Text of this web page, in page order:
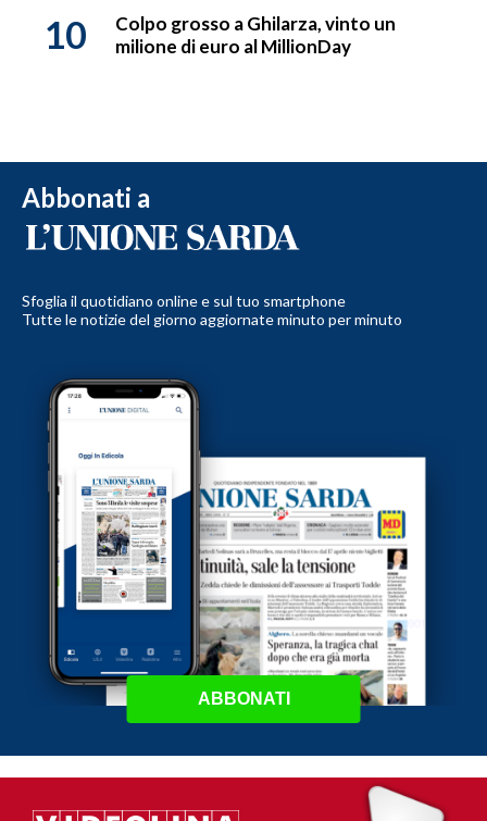
10
Colpo grosso a Ghilarza, vinto un
milione di euro al MillionDay
Abbonati a
Sfoglia il quotidiano online e sul tuo smartphone
Tutte le notizie del giorno aggiornate minuto per minuto
ABBONATI